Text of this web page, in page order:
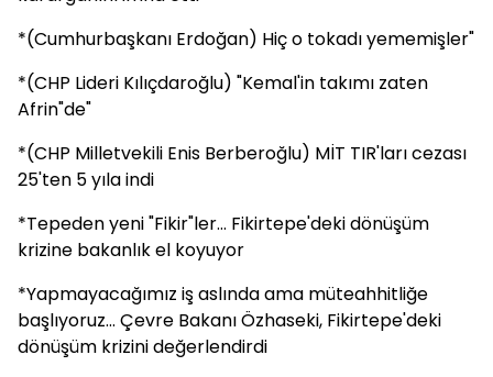
*(Cumhurbaşkanı Erdoğan) Hiç o tokadı yememişler"
*(CHP Lideri Kılıçdaroğlu) "Kemal'in takımı zaten
Afrin"de"
*(CHP Milletvekili Enis Berberoğlu) MİT TIR'ları cezası
25'ten 5 yıla indi
*Tepeden yeni "Fikir"ler... Fikirtepe'deki dönüşüm
krizine bakanlık el koyuyor
*Yapmayacağımız iş aslında ama müteahhitliğe
başlıyoruz... Çevre Bakanı Özhaseki, Fikirtepe'deki
dönüşüm krizini değerlendirdi